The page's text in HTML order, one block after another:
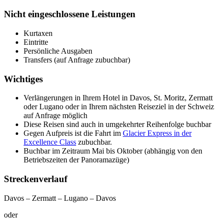
Nicht eingeschlossene Leistungen
Kurtaxen
Eintritte
Persönliche Ausgaben
Transfers (auf Anfrage zubuchbar)
Wichtiges
Verlängerungen in Ihrem Hotel in Davos, St. Moritz, Zermatt
oder Lugano oder in Ihrem nächsten Reiseziel in der Schweiz
auf Anfrage möglich
Diese Reisen sind auch in umgekehrter Reihenfolge buchbar
Gegen Aufpreis ist die Fahrt im Glacier Express in der
Excellence Class zubuchbar.
Buchbar im Zeitraum Mai bis Oktober (abhängig von den
Betriebszeiten der Panoramazüge)
Streckenverlauf
Davos – Zermatt – Lugano – Davos
oder